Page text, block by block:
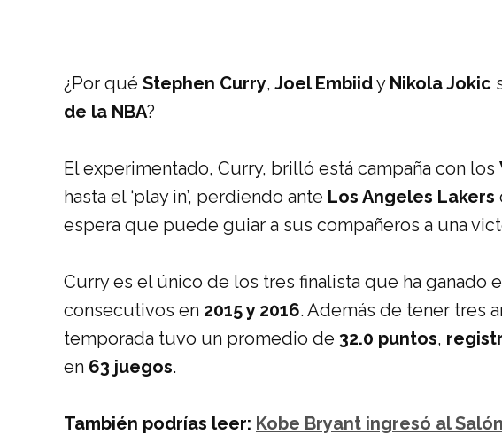
¿Por qué Stephen Curry, Joel Embiidy Nikola Jokic
de la NBA?
El experimentado, Curry, brilló está campaña con los
hasta el ‘play in’, perdiendo ante Los Angeles Lakers
espera que puede guiar a sus compañeros a una
Curry es el único de los tres finalista que ha ganado
consecutivos en 2015 y 2016. Además de tener tres
temporada tuvo un promedio de 32.0 puntos,
en 63 juegos.
También podrías leer: Kobe Bryant ingresó al